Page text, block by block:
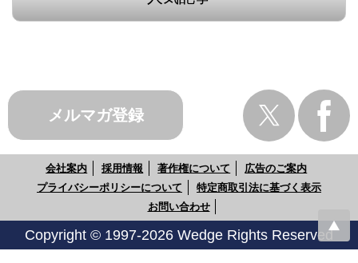
メルマガ登録
会社案内 採用情報 著作権について
広告のご案内
プライバシーポリシーについて
特定商取引法に基づく表示
お問い合わせ
Copyright © 1997-2026 Wedge Rights Reserved